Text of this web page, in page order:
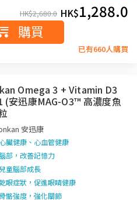
HK$2,680.0 HK$1,288.0
購買
已有660人購買
Omega 3 + Vitamin D3
(安迅康MAG-O3™ 高濃度魚
安迅康
臟健康、心血管健康
部，改善記憶力
童腦部成長
眼症狀，促進眼睛健康
骼強度，強化關節